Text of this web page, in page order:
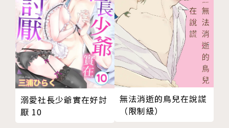
溺愛社長少爺實在好討
厭 10
無法消逝的鳥兒在說謊
（限制級）